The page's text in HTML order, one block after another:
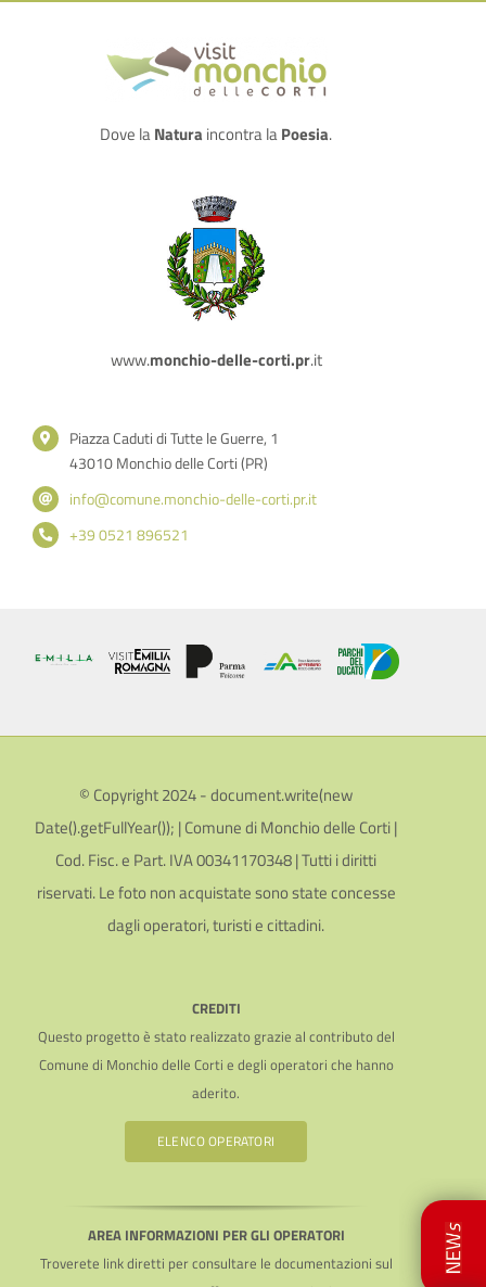
Dove laNatura incontra laPoesia.
www.monchio-delle-corti.pr.it
Piazza Caduti di Tutte le Guerre, 1
43010 Monchio delle Corti (PR)
info@comune.monchio-delle-corti.pr.it
+39 0521 896521
© Copyright 2024 - document.write(new
Date().getFullYear()); | Comune di Monchio delle Corti |
Cod. Fisc. e Part. IVA 00341170348 | Tutti i diritti
riservati. Le foto non acquistate sono state concesse
dagli operatori, turisti e cittadini.
CREDITI
Questo progetto è stato realizzato grazie al contributo del
Comune di Monchio delle Corti e degli operatori che hanno
aderito.
ELENCO OPERATORI
AREA INFORMAZIONI PER GLI OPERATORI
Troverete link diretti per consultare le documentazioni sul